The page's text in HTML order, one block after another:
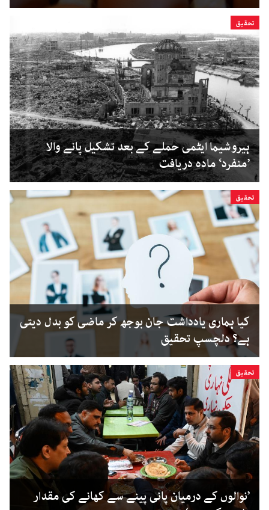
تحقیق
ہیروشیما ایٹمی حملے کے بعد تشکیل پانے والا
’منفرد‘ مادہ دریافت
تحقیق
کیا ہماری یادداشت جان بوجھ کر ماضی کو بدل دیتی
ہے؟ دلچسپ تحقیق
تحقیق
’نوالوں کے درمیان پانی پینے سے کھانے کی مقدار